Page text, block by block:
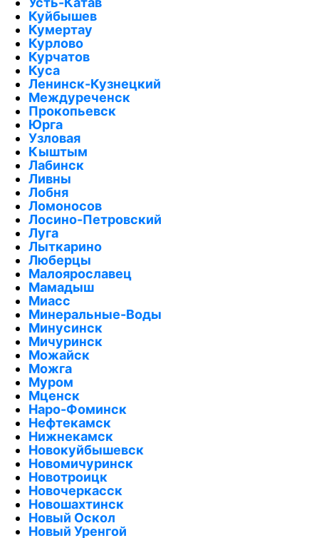
Куйбышев
Кумертау
Курлово
Курчатов
Куса
Ленинск-Кузнецкий
Междуреченск
Прокопьевск
Юрга
Узловая
Кыштым
Лабинск
Ливны
Лобня
Ломоносов
Лосино-Петровский
Луга
Лыткарино
Люберцы
Малоярославец
Мамадыш
Миасс
Минеральные-Воды
Минусинск
Мичуринск
Можайск
Можга
Муром
Мценск
Наро-Фоминск
Нефтекамск
Нижнекамск
Новокуйбышевск
Новомичуринск
Новотроицк
Новочеркасск
Новошахтинск
Новый Оскол
Новый Уренгой